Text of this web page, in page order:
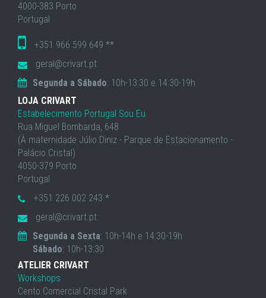
4000-383 Porto
Portugal
+351 966 599 649 **
geral@crivart.pt
Segunda a Sábado: 10h-13:30 e 14:30-19h
LOJA CRIVART
Estabelecimento Portugal Sou Eu
Rua Miguel Bombarda, 648
(À maternidade Júlio Diniz - Parque de Estacionamento -
Palácio Cristal)
4050-379 Porto
Portugal
+351 226 002 243 *
geral@crivart.pt
Segunda a Sexta: 10h-14h e 14:30-19h
Sábado: 10h-13:30
ATELIER CRIVART
Workshops
Cento Comercial Cristal Park